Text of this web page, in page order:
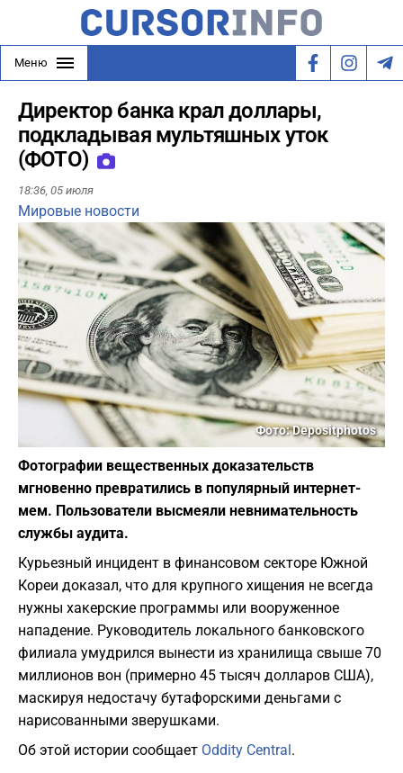
Меню
Директор банка крал доллары,
подкладывая мультяшных уток
(ФОТО)
18:36, 05 июля
Мировые новости
Фото: Depositphotos
Фотографии вещественных доказательств
мгновенно превратились в популярный интернет-
мем. Пользователи высмеяли невнимательность
службы аудита.
Курьезный инцидент в финансовом секторе Южной
Кореи доказал, что для крупного хищения не всегда
нужны хакерские программы или вооруженное
нападение. Руководитель локального банковского
филиала умудрился вынести из хранилища свыше 70
миллионов вон (примерно 45 тысяч долларов США),
маскируя недостачу бутафорскими деньгами с
нарисованными зверушками.
Об этой истории сообщает Oddity Central .